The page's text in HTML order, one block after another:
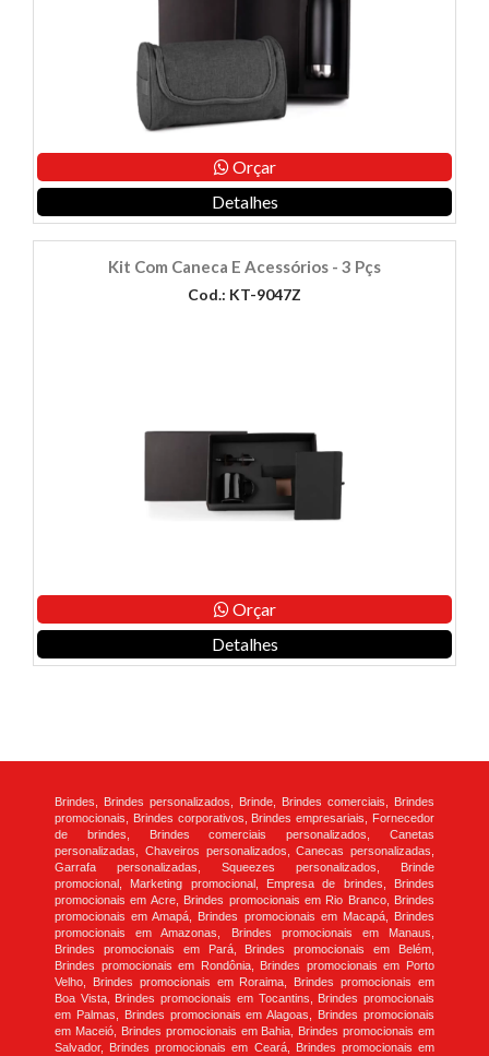
Orçar
Detalhes
Kit Com Caneca E Acessórios - 3 Pçs
Cod.: KT-9047Z
Orçar
Detalhes
Brindes, Brindes personalizados, Brinde, Brindes comerciais, Brindes
promocionais, Brindes corporativos, Brindes empresariais, Fornecedor
de brindes, Brindes comerciais personalizados, Canetas
personalizadas, Chaveiros personalizados, Canecas personalizadas,
Garrafa personalizadas, Squeezes personalizados, Brinde
promocional, Marketing promocional, Empresa de brindes, Brindes
promocionais em Acre, Brindes promocionais em Rio Branco, Brindes
promocionais em Amapá, Brindes promocionais em Macapá, Brindes
promocionais em Amazonas, Brindes promocionais em Manaus,
Brindes promocionais em Pará, Brindes promocionais em Belém,
Brindes promocionais em Rondônia, Brindes promocionais em Porto
Velho, Brindes promocionais em Roraima, Brindes promocionais em
Boa Vista, Brindes promocionais em Tocantins, Brindes promocionais
em Palmas, Brindes promocionais em Alagoas, Brindes promocionais
em Maceió, Brindes promocionais em Bahia, Brindes promocionais em
Salvador, Brindes promocionais em Ceará, Brindes promocionais em